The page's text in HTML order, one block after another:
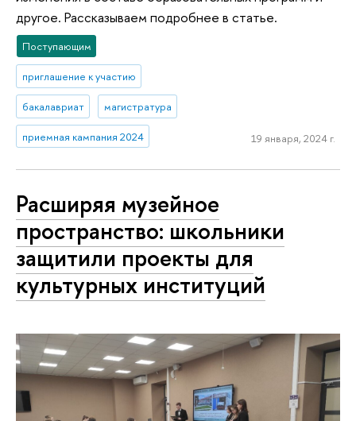
другое. Рассказываем подробнее в статье.
Поступающим
приглашение к участию
бакалавриат магистратура
приемная кампания 2024 19 января, 2024 г.
Расширяя музейное
пространство: школьники
защитили проекты для
культурных институций